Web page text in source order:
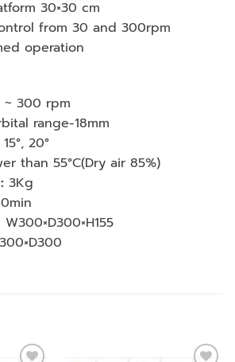
30×30 cm
from 30 and 300rpm
operation
~ 300 rpm
range-18mm
20°
than 55°C(Dry air 85%)
3Kg
W300×D300×H155